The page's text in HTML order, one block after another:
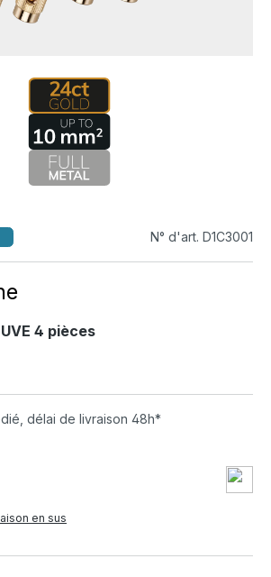
N° d'art. D1C3001
4 pièces
délai de livraison 48h*
en sus